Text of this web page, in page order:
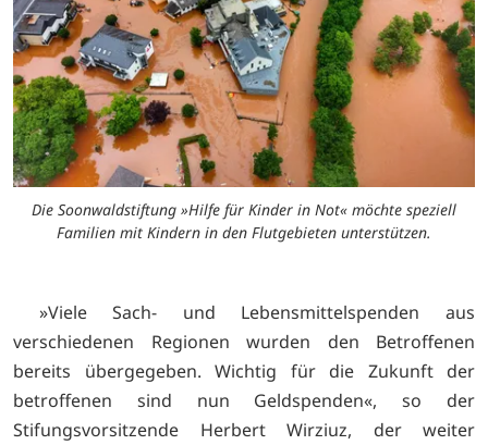
Die Soonwaldstiftung »Hilfe für Kinder in Not« möchte speziell
Familien mit Kindern in den Flutgebieten unterstützen.
»Viele Sach- und Lebensmittelspenden aus
verschiedenen Regionen wurden den Betroffenen
bereits übergegeben. Wichtig für die Zukunft der
betroffenen sind nun Geldspenden«, so der
Stifungsvorsitzende Herbert Wirziuz, der weiter